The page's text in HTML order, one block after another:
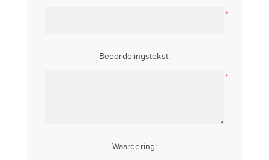
*
Beoordelingstekst:
*
Waardering: